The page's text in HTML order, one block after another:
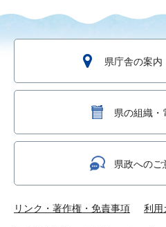
県庁舎の案内
県の組織・
県政へのご
リンク・著作権・免責事項 利用